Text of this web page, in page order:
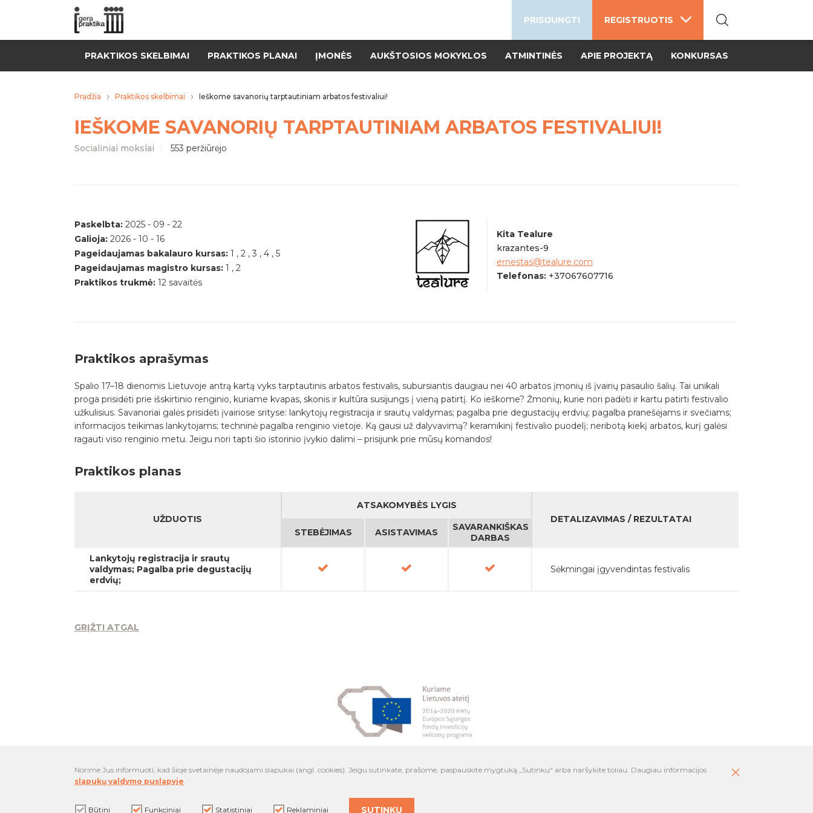
PRAKTIKOS SKELBIMAI PRAKTIKOS PLANAI ĮMONĖS AUKŠTOSIOS MOKYKLOS ATMINTINĖS APIE PROJEKTĄ KONKURSAS
Pradžia Praktikos skelbimai Ieškome savanorių tarptautiniam arbatos festivaliui!
IEŠKOME SAVANORIŲ TARPTAUTINIAM ARBATOS FESTIVALIUI!
Socialiniai mokslai 553 peržiūrėjo
Paskelbta: 2025 - 09 - 22
Galioja: 2026 - 10 - 16
Pageidaujamas bakalauro kursas: 1 , 2 , 3 , 4 , 5
Pageidaujamas magistro kursas: 1 , 2
Praktikos trukmė: 12 savaitės
Kita Tealure
krazantes-9
ernestas@tealure.com
Telefonas: +37067607716
Praktikos aprašymas
Spalio 17–18 dienomis Lietuvoje antrą kartą vyks tarptautinis arbatos festivalis, subursiantis daugiau nei 40 arbatos įmonių iš įvairių pasaulio šalių. Tai unikali
proga prisidėti prie išskirtinio renginio, kuriame kvapas, skonis ir kultūra susijungs į vieną patirtį. Ko ieškome? Žmonių, kurie nori padėti ir kartu patirti festivalio
užkulisius. Savanoriai galės prisidėti įvairiose srityse: lankytojų registracija ir srautų valdymas; pagalba prie degustacijų erdvių; pagalba pranešėjams ir svečiams;
informacijos teikimas lankytojams; techninė pagalba renginio vietoje. Ką gausi už dalyvavimą? keramikinį festivalio puodelį; neribotą kiekį arbatos, kurį galėsi
ragauti viso renginio metu. Jeigu nori tapti šio istorinio įvykio dalimi – prisijunk prie mūsų komandos!
Praktikos planas
UŽDUOTIS
ATSAKOMYBĖS LYGIS
DETALIZAVIMAS / REZULTATAI
STEBĖJIMAS
ASISTAVIMAS
SAVARANKIŠKAS
DARBAS
Lankytojų registracija ir srautų
valdymas; Pagalba prie degustacijų
erdvių;
Sėkmingai įgyvendintas festivalis
GRĮŽTI ATGAL
Norime Jus informuoti, kad šioje svetainėje naudojami slapukai (angl. cookies). Jeigu sutinkate, prašome, paspauskite mygtuką „Sutinku“ arba naršykite toliau. Daugiau informacijos
slapukų valdymo puslapyje.
Būtini Funkciniai Statistiniai Reklaminiai SUTINKU
PRISIJUNGTI REGISTRUOTIS